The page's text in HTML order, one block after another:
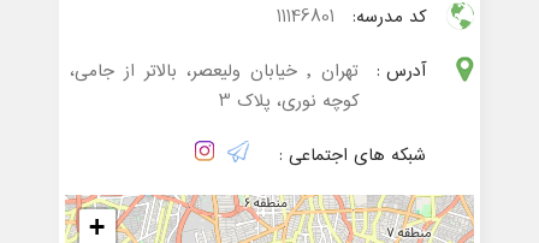
کد مدرسه:
11146801
آدرس :
تهران , خیابان ولیعصر، بالاتر از جامی،
کوچه نوری، پلاک 3
شبکه های اجتماعی :
+